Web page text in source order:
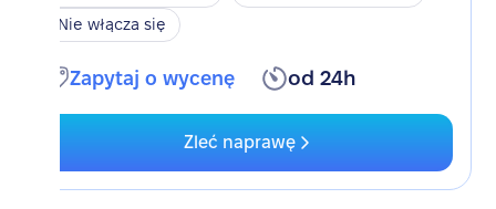
Nie włącza się
Zapytaj o wycenę od 24h
Zleć naprawę